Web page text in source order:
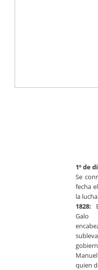
1º de
Se
fecha
la
1828:
quien